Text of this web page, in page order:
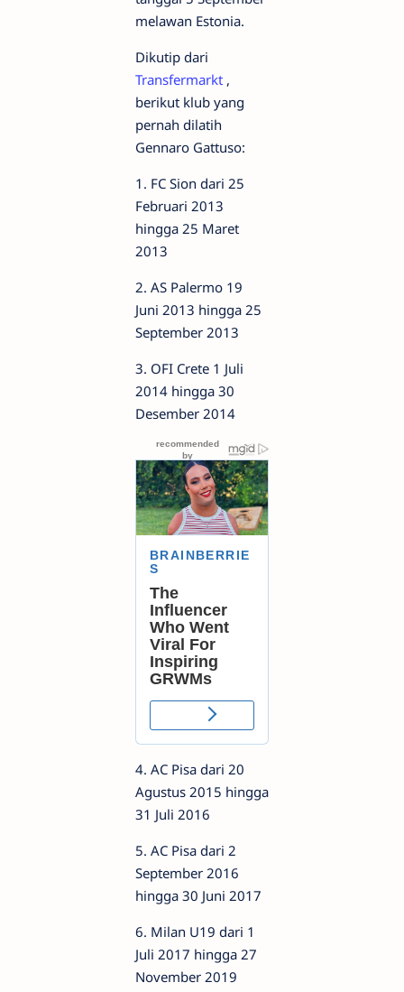
melawan Estonia.
Dikutip dari
Transfermarkt ,
berikut klub yang
pernah dilatih
Gennaro Gattuso:
1. FC Sion dari 25
Februari 2013
hingga 25 Maret
2013
2. AS Palermo 19
Juni 2013 hingga 25
September 2013
3. OFI Crete 1 Juli
2014 hingga 30
Desember 2014
4. AC Pisa dari 20
Agustus 2015 hingga
31 Juli 2016
5. AC Pisa dari 2
September 2016
hingga 30 Juni 2017
6. Milan U19 dari 1
Juli 2017 hingga 27
November 2019